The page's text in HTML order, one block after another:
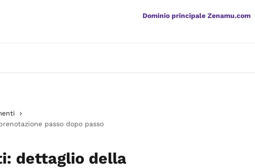
Dominio principale Zenamu.com
passo dopo passo
dettaglio della